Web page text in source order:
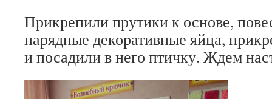
Прикрепили прутики к основе,
нарядные декоративные яйца,
и посадили в него птичку. Ждем